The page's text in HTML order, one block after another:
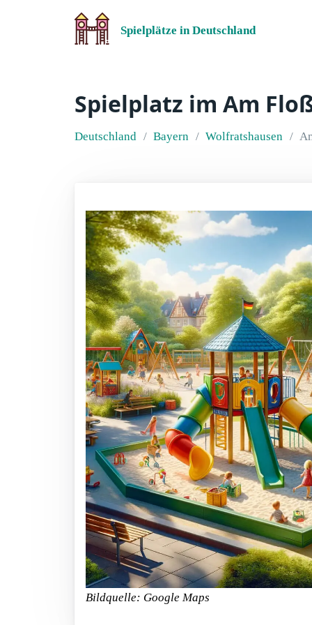
Spielplätze in Deutschland
Spielplatz im Am
Deutschland Bayern Wolfratshausen
Bildquelle: Google Maps